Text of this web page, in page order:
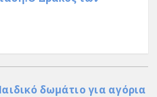
δωμάτιο για αγόρια